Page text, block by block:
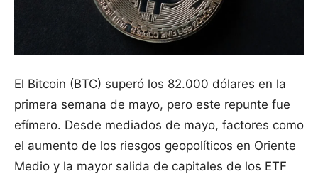
El Bitcoin (BTC) superó los 82.000 dólares en la
primera semana de mayo, pero este repunte fue
efímero. Desde mediados de mayo, factores como
el aumento de los riesgos geopolíticos en Oriente
Medio y la mayor salida de capitales de los ETF